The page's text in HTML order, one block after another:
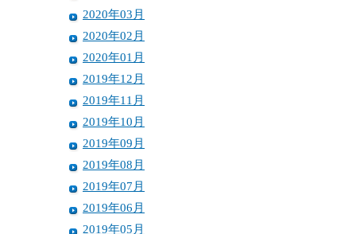
2020年03月
2020年02月
2020年01月
2019年12月
2019年11月
2019年10月
2019年09月
2019年08月
2019年07月
2019年06月
2019年05月